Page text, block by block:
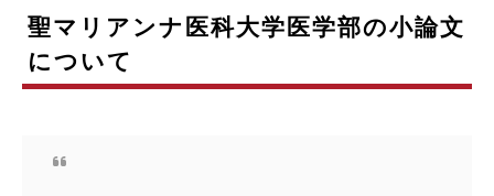
聖マリアンナ医科大学医学部の小論文
について